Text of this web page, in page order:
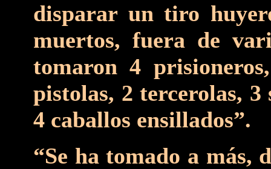
disparar un tiro
muertos, fuera de
tomaron 4
pistolas, 2 tercerolas, 3
4 caballos ensillados”.
“Se ha tomado a más,